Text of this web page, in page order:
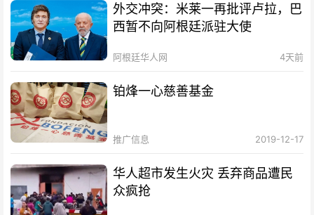
外交冲突：米莱一再批评卢拉，巴
西暂不向阿根廷派驻大使
阿根廷华人网 4天前
铂烽一心慈善基金
推广信息 2019-12-17
华人超市发生火灾 丢弃商品遭民
众疯抢